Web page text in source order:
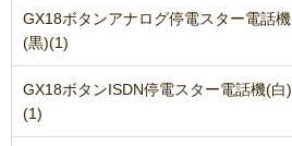
GX18ボタンアナログ停電スター電話機
(黒)(1)
GX18ボタンISDN停電スター電話機(白)
(1)